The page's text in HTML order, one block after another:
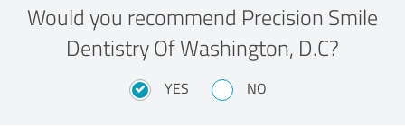
Would you recommend Precision Smile
Dentistry Of Washington, D.C?
YES NO